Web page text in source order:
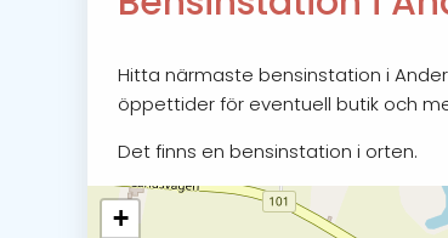
Hitta närmaste bensinstation i
öppettider för eventuell butik och
Det finns en bensinstation i orten.
+